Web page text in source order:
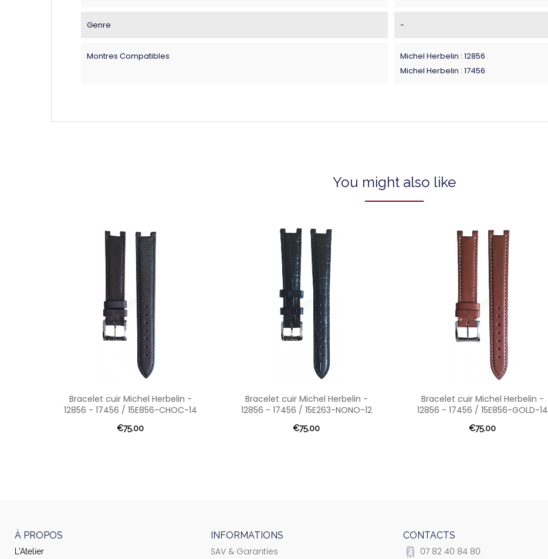
Genre -
Montres Compatibles
Michel Herbelin : 12856
Michel Herbelin : 17456
You might also like
Bracelet cuir Michel Herbelin -
12856 - 17456 / 15E856-CHOC-14
€75.00
Bracelet cuir Michel Herbelin -
12856 - 17456 / 15E263-NONO-12
€75.00
Bracelet cuir Michel Herbelin -
12856 - 17456 / 15E856-GOLD-14
€75.00
À PROPOS
L'Atelier
INFORMATIONS
SAV & Garanties
CONTACTS
07 82 40 84 80